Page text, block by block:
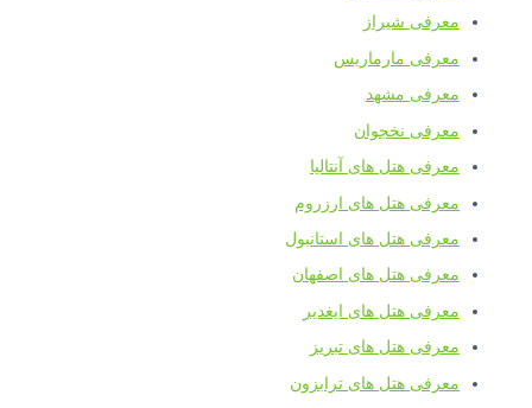
معرفی شیراز
معرفی مارماریس
معرفی مشهد
معرفی نخجوان
معرفی هتل های آنتالیا
معرفی هتل های ارزروم
معرفی هتل های استانبول
معرفی هتل های اصفهان
معرفی هتل های ایغدیر
معرفی هتل های تبریز
معرفی هتل های ترابزون